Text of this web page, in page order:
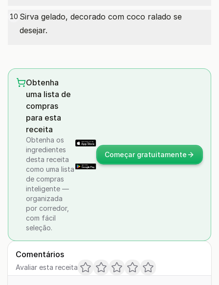
10 Sirva gelado, decorado com coco ralado se
desejar.
Obtenha
uma lista de
compras
para esta
receita
Obtenha os
ingredientes
desta receita
como uma lista
de compras
inteligente —
organizada
por corredor,
com fácil
seleção.
Começar gratuitamente
Comentários
Avaliar esta receita